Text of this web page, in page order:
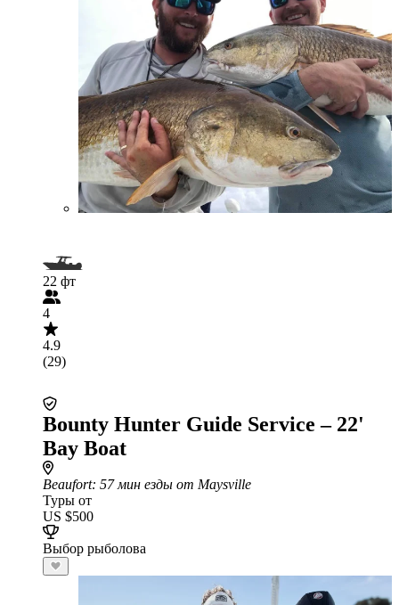
22 фт
4
4.9
(29)
Bounty Hunter Guide Service – 22'
Bay Boat
Beaufort: 57 мин езды от Maysville
Туры от
US $500
Выбор рыболова